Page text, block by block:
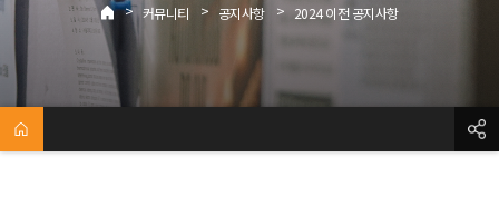
> 커뮤니티 > 공지사항 > 2024 이전 공지사항